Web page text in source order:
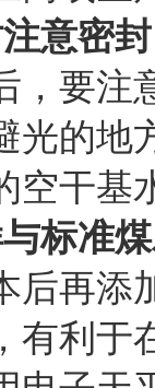
意密封
，要注
光的地
空干基
标准
后再添
有利于